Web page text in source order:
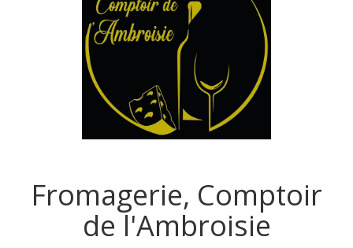
Fromagerie, Comptoir
de l'Ambroisie